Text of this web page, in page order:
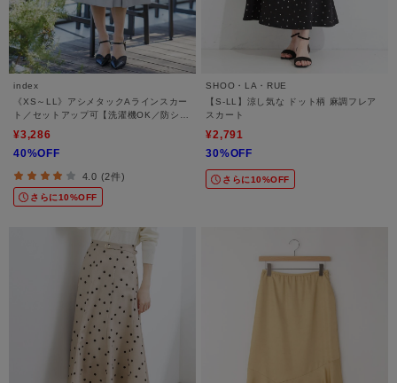
index
《XS～LL》アシメタックAラインスカー
ト／セットアップ可【洗濯機OK／防シ
ワ】
¥3,286
40%OFF
4.0 (2件)
さらに10%OFF
SHOO・LA・RUE
【S-LL】涼し気な ドット柄 麻調フレア
スカート
¥2,791
30%OFF
さらに10%OFF